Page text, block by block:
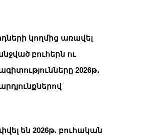
կողմից առավել
բուհերն ու
2026թ․
են 2026թ․ բուհական